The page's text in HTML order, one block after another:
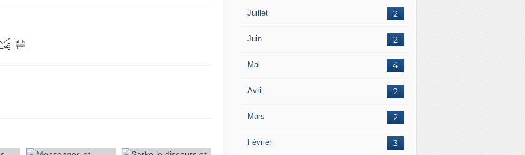
Juillet 2
Juin 2
Mai 4
Avril 2
Mars 2
Février 3